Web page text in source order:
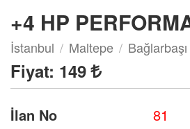
+4 HP
İstanbul Maltepe
Fiyat: 149
İlan No
81